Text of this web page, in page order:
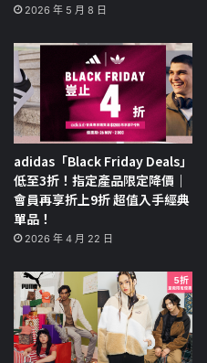
2026 年 5 月 8 日
adidas「Black Friday Deals」
低至3折！指定產品限定降價｜
會員再享折上9折 超值入手經典
單品！
2026 年 4 月 22 日